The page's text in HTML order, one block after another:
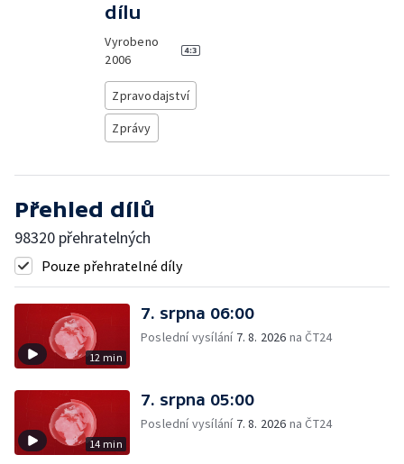
dílu
Vyrobeno
2006
Zpravodajství
Zprávy
Přehled dílů
98320 přehratelných
Pouze přehratelné díly
12 min
7. srpna 06:00
Poslední vysílání 7. 8. 2026 na ČT24
14 min
7. srpna 05:00
Poslední vysílání 7. 8. 2026 na ČT24